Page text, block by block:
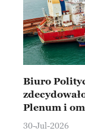
Biuro
Plenum i
gospodarki
30-Jul-2026